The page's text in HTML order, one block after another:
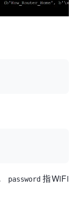
password 指WiFi